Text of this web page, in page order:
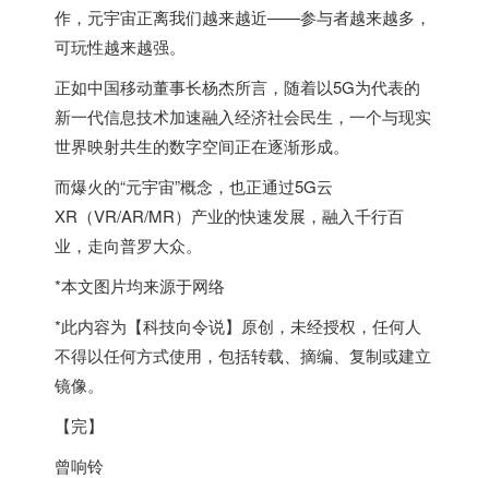
作，元宇宙正离我们越来越近——参与者越来越多，
可玩性越来越强。
正如中国移动董事长杨杰所言，随着以5G为代表的
新一代信息技术加速融入经济社会民生，一个与现实
世界映射共生的数字空间正在逐渐形成。
而爆火的“元宇宙”概念，也正通过5G云
XR（VR/AR/MR）产业的快速发展，融入千行百
业，走向普罗大众。
*本文图片均来源于网络
*此内容为【科技向令说】原创，未经授权，任何人
不得以任何方式使用，包括转载、摘编、复制或建立
镜像。
【完】
曾响铃